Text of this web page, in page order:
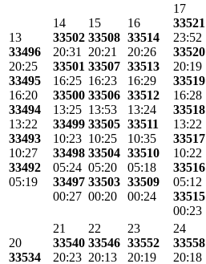
13
33496
20:25
33495
16:20
33494
13:22
33493
10:27
33492
05:19
14
33502
20:31
33501
16:25
33500
13:25
33499
10:23
33498
05:24
33497
00:27
15
33508
20:21
33507
16:23
33506
13:53
33505
10:25
33504
05:20
33503
00:20
16
33514
20:26
33513
16:29
33512
13:24
33511
10:35
33510
05:18
33509
00:24
17
33521
23:52
33520
20:19
33519
16:28
33518
13:22
33517
10:22
33516
05:12
33515
00:23
20
33534
21
33540
20:23
22
33546
20:13
23
33552
20:19
24
33558
20:18